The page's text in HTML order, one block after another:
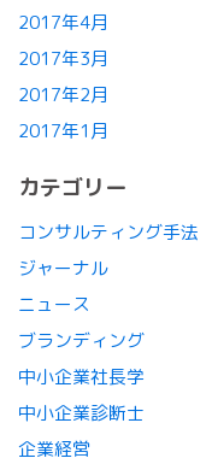
2017年4月
2017年3月
2017年2月
2017年1月
カテゴリー
コンサルティング手法
ジャーナル
ニュース
ブランディング
中小企業社長学
中小企業診断士
企業経営